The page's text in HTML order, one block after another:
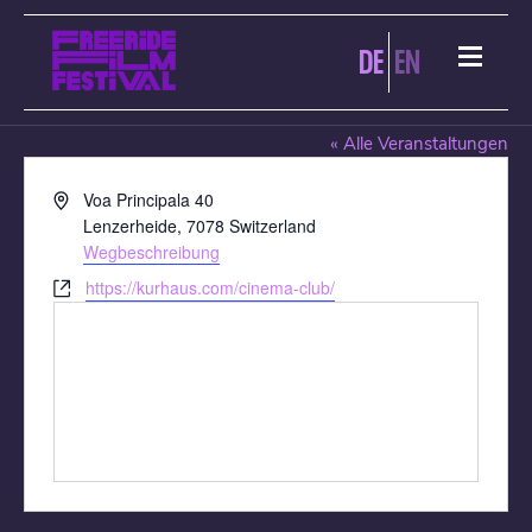
DE EN
KURHAUS CINEMA CLUB
« Alle Veranstaltungen
AdresseVoa Principala 40
Lenzerheide, 7078 Switzerland
Wegbeschreibung
Webseitehttps://kurhaus.com/cinema-club/